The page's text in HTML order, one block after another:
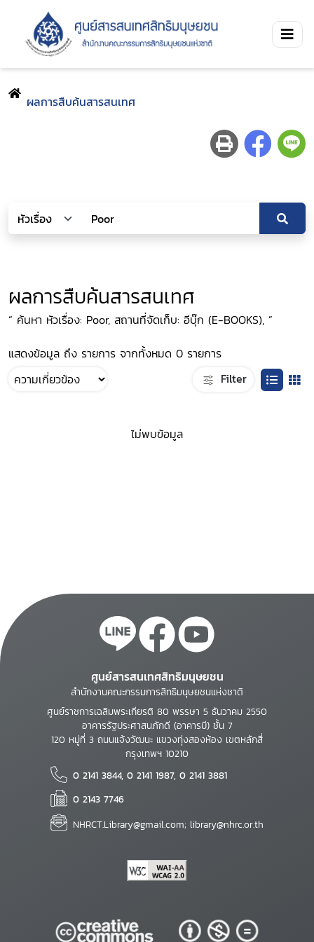
ผลการสืบค้นสารสนเทศ
ผลการสืบค้นสารสนเทศ
“ ค้นหา หัวเรื่อง: Poor, สถานที่จัดเก็บ: อีบุ๊ก (E-BOOKS), ”
แสดงข้อมูล ถึง รายการ จากทั้งหมด 0 รายการ
Filter
ไม่พบข้อมูล
ศูนย์สารสนเทศสิทธิมนุษยชน
สำนักงานคณะกรรมการสิทธิมนุษยชนแห่งชาติ
ศูนย์ราชการเฉลิมพระเกียรติ 80 พรรษา 5 ธันวาคม 2550
อาคารรัฐประศาสนภักดี (อาคารบี) ชั้น 7
120 หมู่ที่ 3 ถนนแจ้งวัฒนะ แขวงทุ่งสองห้อง เขตหลักสี่
กรุงเทพฯ 10210
0 2141 3844, 0 2141 1987, 0 2141 3881
0 2143 7746
NHRCT.Library@gmail.com; library@nhrc.or.th